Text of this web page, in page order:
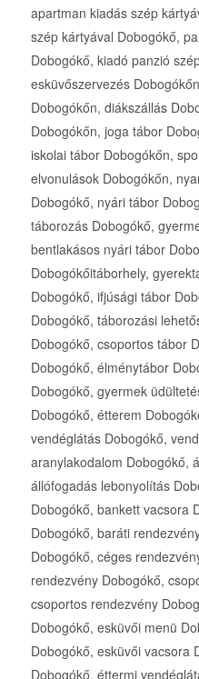
apartman kiadás szép
szép kártyával Dobogókő,
Dobogókő, kiadó panzió
esküvőszervezés
Dobogókőn, diákszállás
Dobogókőn, joga tábor
iskolai tábor Dobogókőn,
elvonulások Dobogókőn,
Dobogókő, nyári tábor
táborozás Dobogókő,
bentlakásos nyári tábor
Dobogókőitáborhely,
Dobogókő, ifjúsági tábor
Dobogókő, táborozási
Dobogókő, csoportos tábor
Dobogókő, élménytábor
Dobogókő, gyermek
Dobogókő, étterem
vendéglátás Dobogókő,
aranylakodalom Dobogókő,
állófogadás lebonyolítás
Dobogókő, bankett vacsora
Dobogókő, baráti
Dobogókő, céges
rendezvény Dobogókő,
csoportos rendezvény
Dobogókő, esküvői menü
Dobogókő, esküvői vacsora
Dobogókő, éttermi